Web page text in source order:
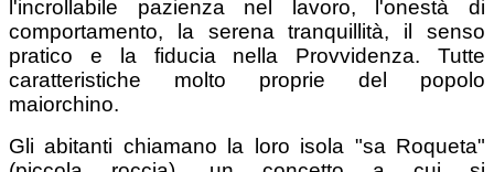
l'incrollabile pazienza nel lavoro, l'onestà di
comportamento, la serena tranquillità, il senso
pratico e la fiducia nella Provvidenza. Tutte
caratteristiche molto proprie del popolo
maiorchino.
Gli abitanti chiamano la loro isola "sa Roqueta"